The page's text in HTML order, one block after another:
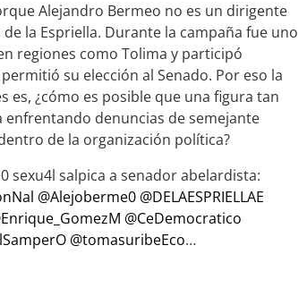
Alejandro Bermeo no es un dirigente
la Espriella. Durante la campaña fue uno
regiones como Tolima y participó
su elección al Senado. Por eso la
es, ¿cómo es posible que una figura tan
denuncias de semejante
de la organización política?
sexu4l salpica a senador abelardista:
@Alejoberme0 @DELAESPRIELLAE
@CeDemocratico
@tomasuribeEco…